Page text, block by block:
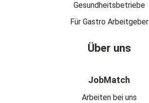
Gesundheitsbetriebe
Für Gastro Arbeitgeber
Über uns
JobMatch
Arbeiten bei uns